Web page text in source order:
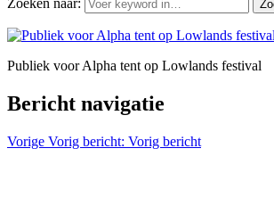
Publiek voor Alpha tent op Lowlands festival
Bericht navigatie
Vorige Vorig bericht: Vorig bericht